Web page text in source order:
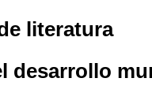
literatura
desarrollo